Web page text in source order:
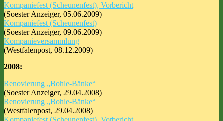
Kompaniefest (Scheunenfest), Vorbericht
(Soester Anzeiger, 05.06.2009)
Kompaniefest (Scheunenfest)
(Soester Anzeiger, 09.06.2009)
Kompanieversammlung
(Westfalenpost, 08.12.2009)
2008:
Renovierung „Bohle-Bänke“
(Soester Anzeiger, 29.04.2008)
Renovierung „Bohle-Bänke“
(Westfalenpost, 29.04.2008)
Kompaniefest (Scheunenfest), Vorbericht